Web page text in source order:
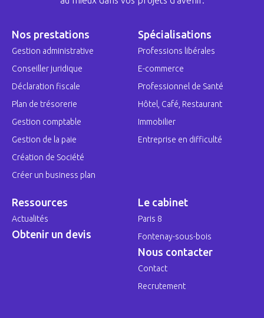
Nos prestations
Gestion administrative
Conseiller juridique
Déclaration fiscale
Plan de trésorerie
Gestion comptable
Gestion de la paie
Création de Société
Créer un business plan
Spécialisations
Professions libérales
E-commerce
Professionnel de Santé
Hôtel, Café, Restaurant
Immobilier
Entreprise en difficulté
Ressources
Actualités
Obtenir un devis
Le cabinet
Paris 8
Fontenay-sous-bois
Nous contacter
Contact
Recrutement